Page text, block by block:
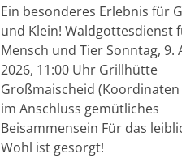
Ein besonderes Erlebnis für
und Klein! Waldgottesdienst
Mensch und Tier Sonntag, 9.
2026, 11:00 Uhr Grillhütte
Großmaischeid (Koordinaten
im Anschluss gemütliches
Beisammensein Für das
Wohl ist gesorgt!